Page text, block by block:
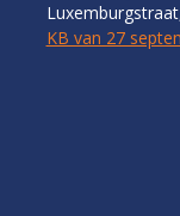
KB van 27